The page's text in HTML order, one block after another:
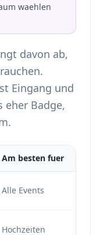
waehlen
davon ab,
Eingang und
eher Badge,
Am besten fuer
Alle Events
Hochzeiten